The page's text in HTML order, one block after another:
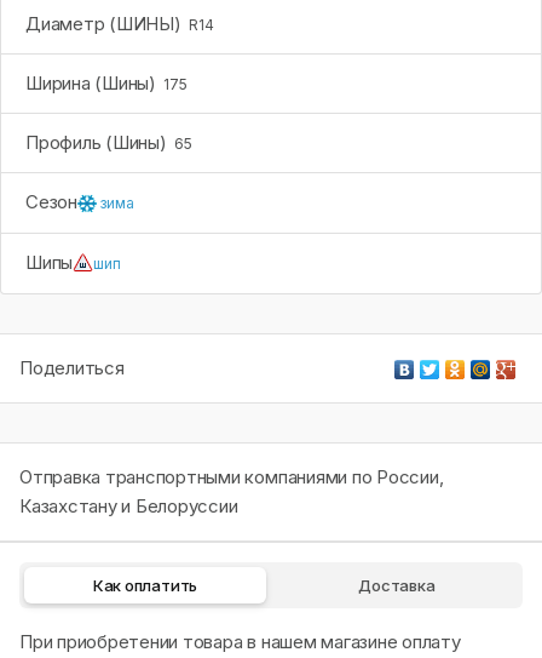
Диаметр (ШИНЫ) R14
Ширина (Шины) 175
Профиль (Шины) 65
Сезон зима
Шипы шип
Поделиться
Отправка транспортными компаниями по России,
Казахстану и Белоруссии
Как оплатить Доставка
При приобретении товара в нашем магазине оплату